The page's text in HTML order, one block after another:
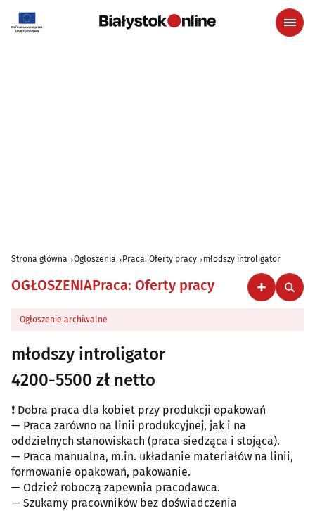
Strona główna Ogłoszenia Praca: Oferty pracy młodszy introligator
OGŁOSZENIAPraca: Oferty pracy
Ogłoszenie archiwalne
młodszy introligator
4200-5500 zł netto
❗️ Dobra praca dla kobiet przy produkcji opakowań
— Praca zarówno na linii produkcyjnej, jak i na
oddzielnych stanowiskach (praca siedząca i stojąca).
— Praca manualna, m.in. układanie materiałów na linii,
formowanie opakowań, pakowanie.
— Odzież roboczą zapewnia pracodawca.
— Szukamy pracowników bez doświadczenia